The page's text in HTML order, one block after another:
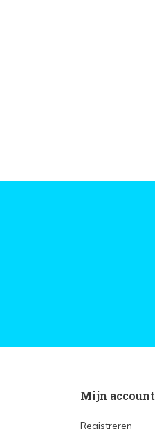
Mijn account
Registreren